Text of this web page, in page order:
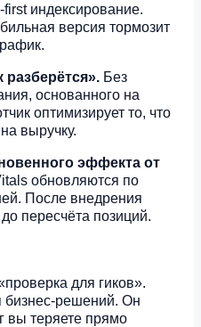
индексирование.
версия тормозит
разберётся». Без
основанного на
оптимизирует то, что
выручку.
эффекта от
обновляются по
После внедрения
пересчёта позиций.
для гиков».
бизнес-решений. Он
вы теряете прямо